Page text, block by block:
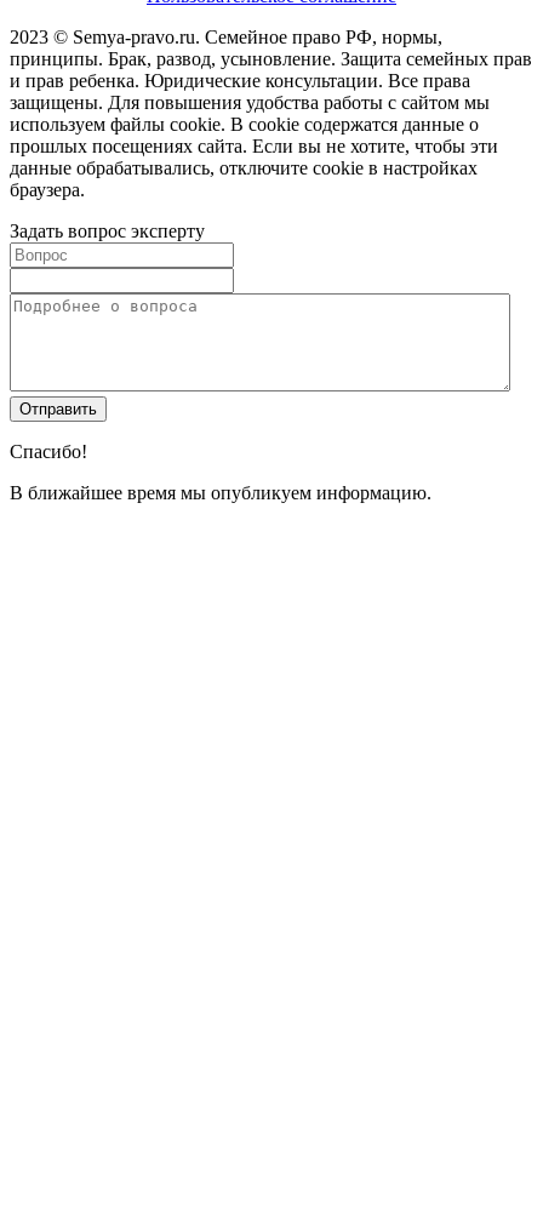
2023 © Semya-pravo.ru. Семейное право РФ, нормы,
принципы. Брак, развод, усыновление. Защита семейных прав
и прав ребенка. Юридические консультации. Все права
защищены. Для повышения удобства работы с сайтом мы
используем файлы cookie. В cookie содержатся данные о
прошлых посещениях сайта. Если вы не хотите, чтобы эти
данные обрабатывались, отключите cookie в настройках
браузера.
Задать вопрос эксперту
Спасибо!
В ближайшее время мы опубликуем информацию.